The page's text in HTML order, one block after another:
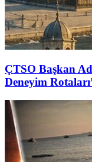
ÇTSO Başkan
Deneyim